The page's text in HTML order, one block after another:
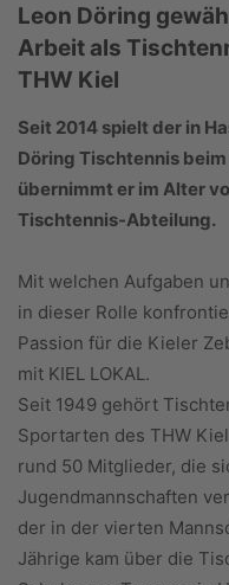
Leon Döring
Arbeit als
THW Kiel
Seit 2014 spielt der in
Döring Tischtennis
übernimmt er im Alter
Tischtennis-Abteilung.
Mit welchen Aufgaben
in dieser Rolle
Passion für die Kieler
mit KIEL LOKAL.
Seit 1949 gehört
Sportarten des THW
rund 50 Mitglieder, die
Jugendmannschaften
der in der vierten
Jährige kam über die